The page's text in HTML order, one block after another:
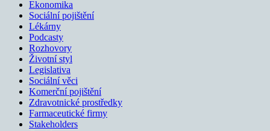
Ekonomika
Sociální pojištění
Lékárny
Podcasty
Rozhovory
Životní styl
Legislativa
Sociální věci
Komerční pojištění
Zdravotnické prostředky
Farmaceutické firmy
Stakeholders